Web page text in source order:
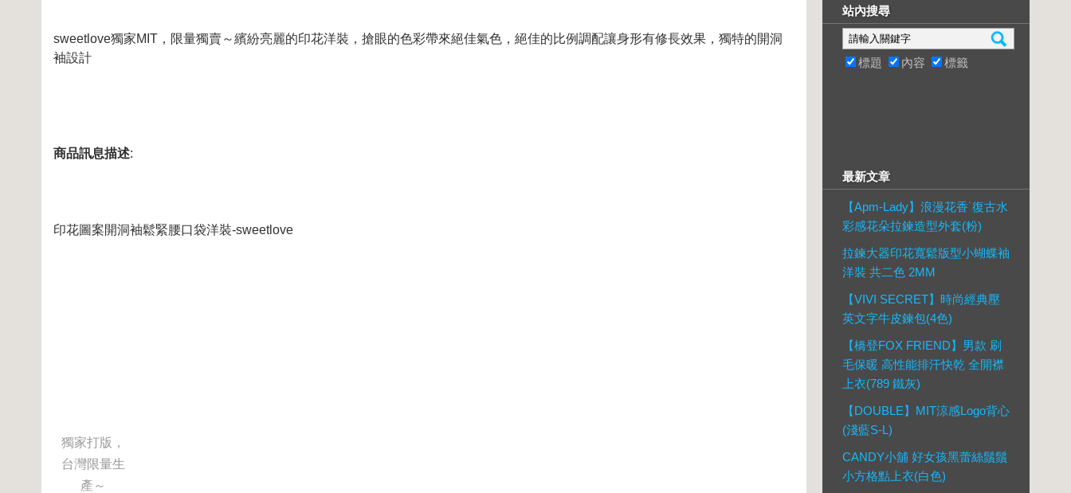
sweetlove獨家MIT，限量獨賣～繽紛亮麗的印花洋裝，搶眼的色彩帶來絕佳氣色，絕佳的比例調配讓身形有修長效果，獨特的開洞
袖設計
商品訊息描述:
印花圖案開洞袖鬆緊腰口袋洋裝-sweetlove
獨家打版，
台灣限量生
產～
站內搜尋
標題 內容 標籤
最新文章
【Apm-Lady】浪漫花香˙復古水
彩感花朵拉鍊造型外套(粉)
拉鍊大器印花寬鬆版型小蝴蝶袖
洋裝 共二色 2MM
【VIVI SECRET】時尚經典壓
英文字牛皮鍊包(4色)
【橋登FOX FRIEND】男款 刷
毛保暖 高性能排汗快乾 全開襟
上衣(789 鐵灰)
【DOUBLE】MIT涼感Logo背心
(淺藍S-L)
CANDY小舖 好女孩黑蕾絲鬚鬚
小方格點上衣(白色)